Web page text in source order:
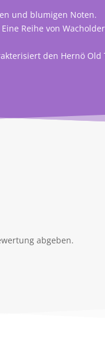
und blumigen Noten.
Reihe von
den Hernö Old
abgeben.